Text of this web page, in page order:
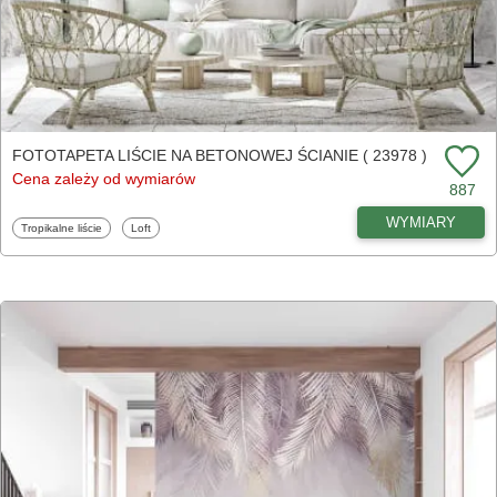
FOTOTAPETA LIŚCIE NA BETONOWEJ ŚCIANIE ( 23978 )
Cena zależy od wymiarów
887
Fototapety
Tropikalne liście Fototapety
Loft WYMIARY